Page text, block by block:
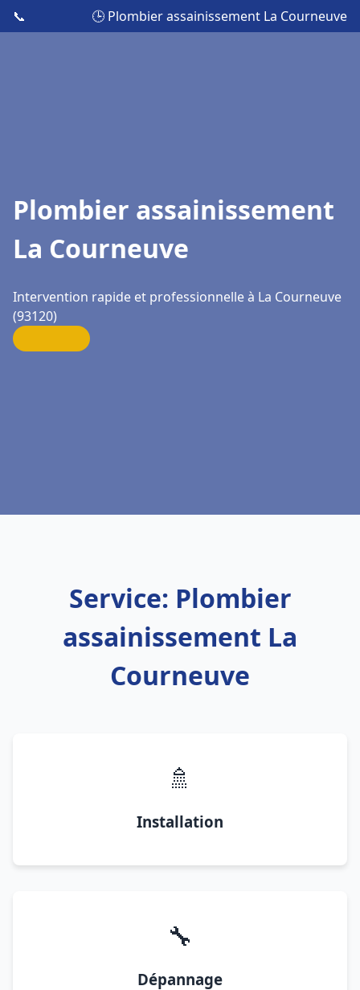
📞 🕒 Plombier assainissement La Courneuve
Plombier assainissement
La Courneuve
Intervention rapide et professionnelle à La Courneuve
(93120)
Service: Plombier
assainissement La
Courneuve
🚿
Installation
🔧
Dépannage